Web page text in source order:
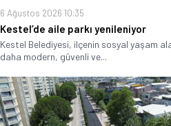
6 Ağustos 2026 10:35
Kestel’de aile parkı yenileniyor
Kestel Belediyesi, ilçenin sosyal yaşam
daha modern, güvenli ve...